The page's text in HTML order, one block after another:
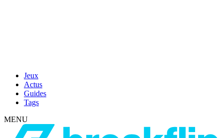
Jeux
Actus
Guides
Tags
MENU